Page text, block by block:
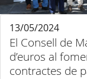
El Consell de
d’euros al
contractes de
13/05/2024